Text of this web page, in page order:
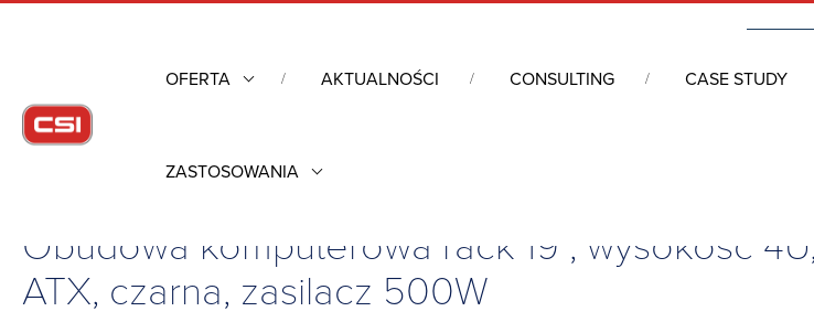
OFERTA AKTUALNOŚCI CONSULTING CASE STUDY
ZASTOSOWANIA
Komputery przemysłowe
Obudowa komputerowa rack 19”, wysokość
ATX, czarna, zasilacz 500W